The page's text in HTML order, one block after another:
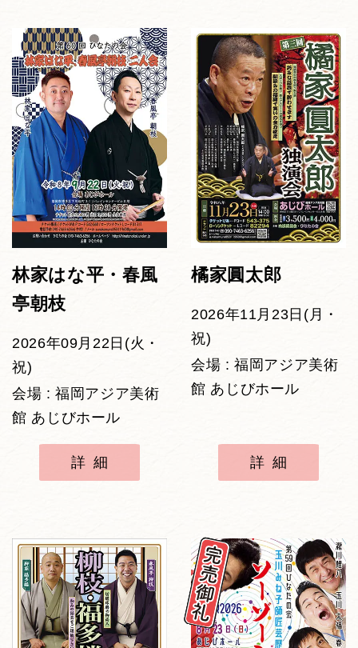
林家はな平・春風
亭朝枝
2026年09月22日(火・
祝)
会場 : 福岡アジア美術
館 あじびホール
詳細
橘家圓太郎
2026年11月23日(月・
祝)
会場 : 福岡アジア美術
館 あじびホール
詳細